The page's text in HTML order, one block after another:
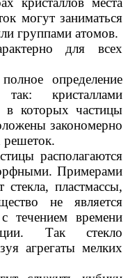
могут заниматься
группами атомов.
для всех
определение
кристаллами
в которых частицы
закономерно
решеток.
располагаются
Примерами
пластмассы,
не является
течением времени
Так стекло
агрегаты мелких